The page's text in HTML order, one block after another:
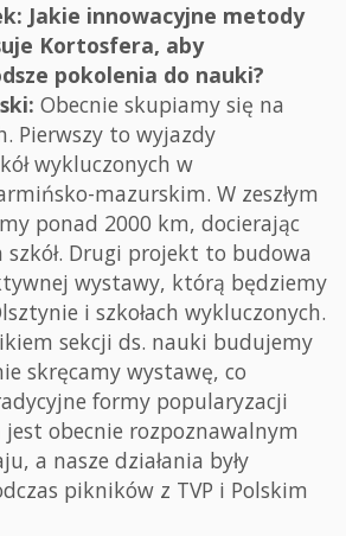
Jakie innowacyjne metody
Kortosfera, aby
pokolenia do nauki?
Obecnie skupiamy się na
Pierwszy to wyjazdy
wykluczonych w
mazurskim. W zeszłym
ponad 2000 km, docierając
Drugi projekt to budowa
wystawy, którą będziemy
i szkołach wykluczonych.
sekcji ds. nauki budujemy
skręcamy wystawę, co
formy popularyzacji
obecnie rozpoznawalnym
a nasze działania były
pikników z TVP i Polskim